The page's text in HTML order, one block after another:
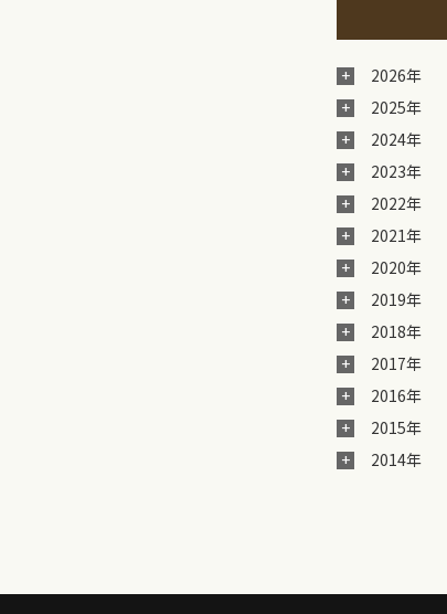
2026年
2025年
2024年
2023年
2022年
2021年
2020年
2019年
2018年
2017年
2016年
2015年
2014年